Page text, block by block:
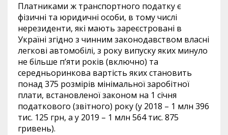
Платниками ж транспортного податку є
фізичні та юридичні особи, в тому числі
нерезиденти, які мають зареєстровані в
Україні згідно з чинним законодавством власні
легкові автомобілі, з року випуску яких минуло
не більше п’яти років (включно) та
середньоринкова вартість яких становить
понад 375 розмірів мінімальної заробітної
плати, встановленої законом на 1 січня
податкового (звітного) року (у 2018 – 1 млн 396
тис. 125 грн, а у 2019 – 1 млн 564 тис. 875
гривень).